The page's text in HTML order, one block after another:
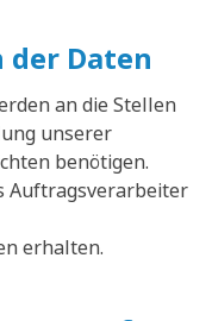
Daten
an die Stellen
unserer
benötigen.
Auftragsverarbeiter
erhalten.